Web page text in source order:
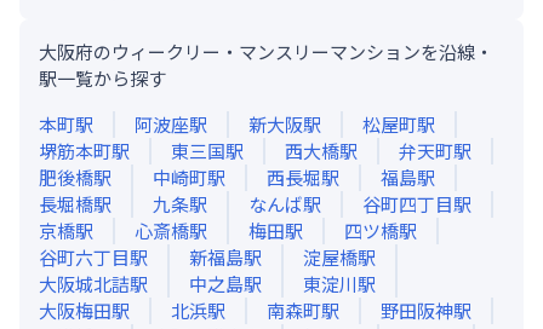
大阪府のウィークリー・マンスリーマンションを沿線・
駅一覧から探す
本町駅 阿波座駅 新大阪駅 松屋町駅
堺筋本町駅 東三国駅 西大橋駅 弁天町駅
肥後橋駅 中崎町駅 西長堀駅 福島駅
長堀橋駅 九条駅 なんば駅 谷町四丁目駅
京橋駅 心斎橋駅 梅田駅 四ツ橋駅
谷町六丁目駅 新福島駅 淀屋橋駅
大阪城北詰駅 中之島駅 東淀川駅
大阪梅田駅 北浜駅 南森町駅 野田阪神駅